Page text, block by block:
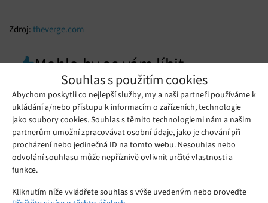
Souhlas s použitím cookies
Abychom poskytli co nejlepší služby, my a naši partneři používáme k
ukládání a/nebo přístupu k informacím o zařízeních, technologie
jako soubory cookies. Souhlas s těmito technologiemi nám a našim
partnerům umožní zpracovávat osobní údaje, jako je chování při
procházení nebo jedinečná ID na tomto webu. Nesouhlas nebo
odvolání souhlasu může nepříznivě ovlivnit určité vlastnosti a
funkce.
Kliknutím níže vyjádřete souhlas s výše uvedeným nebo proveďte
Zdroj: theverge.com
Mohlo by se vám líbit